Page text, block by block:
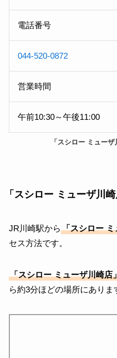
電話番号
044-520-0872
営業時間
午前10:30～午後11:00
「 スシロー ミューザ
「 スシロー ミューザ川
JR川崎駅から 「スシロー ミ
セス方法です。
「スシロー ミューザ川崎店
ら約3分ほどの場所にありま